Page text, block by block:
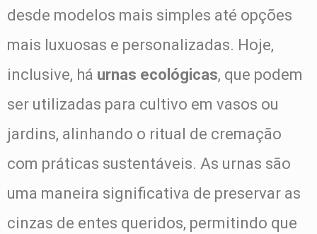
desde modelos mais simples até opções
mais luxuosas e personalizadas. Hoje,
inclusive, há urnas ecológicas, que podem
ser utilizadas para cultivo em vasos ou
jardins, alinhando o ritual de cremação
com práticas sustentáveis. As urnas são
uma maneira significativa de preservar as
cinzas de entes queridos, permitindo que